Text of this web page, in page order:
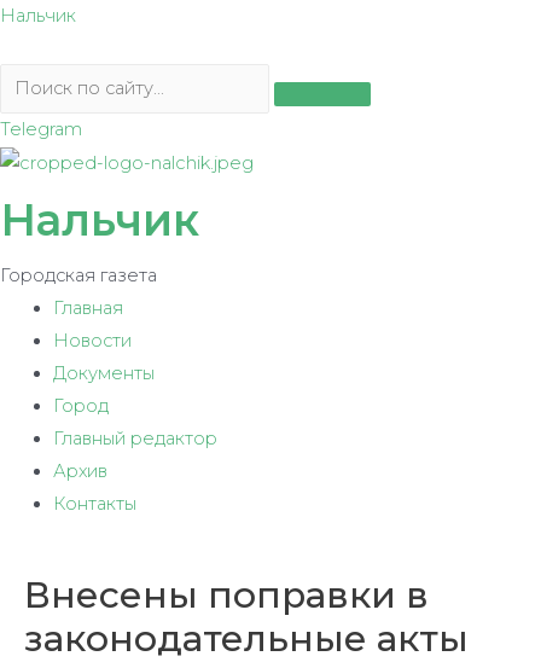
Перейти
содержимому
Нальчик
Telegram
Нальчик
Городская газета
Главная
Новости
Документы
Город
Главный редактор
Архив
Контакты
Внесены поправки в
законодательные акты